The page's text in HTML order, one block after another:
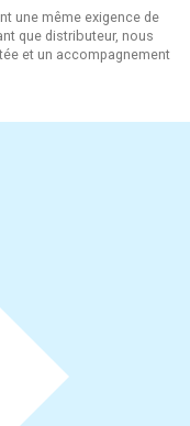
une même exigence de
que distributeur, nous
et un accompagnement